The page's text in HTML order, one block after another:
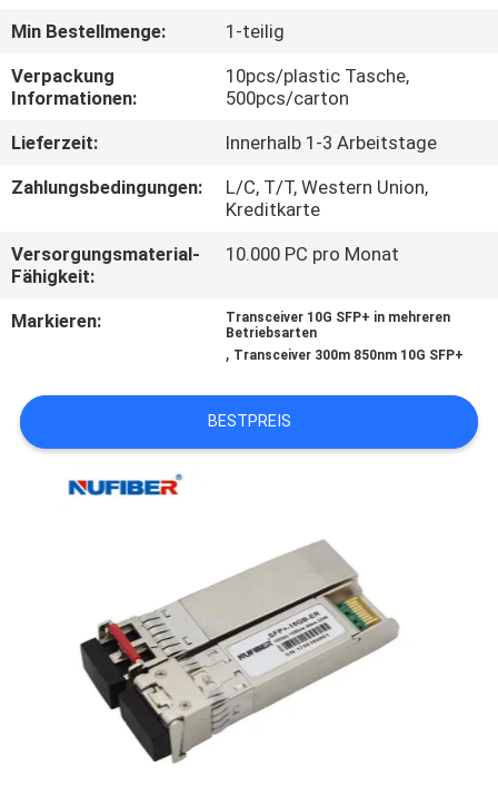
QUALITÄTSKONTROLLE
TRETEN
SIE
MIT
IN
VERBINDUNG
FORDERN
SITEMAP
DATENSCHUTZRICHTLINIE
Min Bestellmenge:
1-teilig
Verpackung
Informationen:
10pcs/plastic Tasche,
500pcs/carton
Lieferzeit:
Innerhalb 1-3 Arbeitstage
Zahlungsbedingungen:
L/C, T/T, Western Union,
Kreditkarte
Versorgungsmaterial-
Fähigkeit:
10.000 PC pro Monat
Markieren:
Transceiver 10G SFP+ in mehreren
Betriebsarten
, Transceiver 300m 850nm 10G SFP+
BESTPREIS